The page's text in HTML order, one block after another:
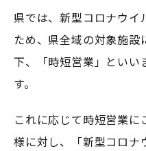
県では、新型コロナウイ
ため、県全域の対象施
下、「時短営業」といい
す。
これに応じて時短営業
様に対し、「新型コロナ